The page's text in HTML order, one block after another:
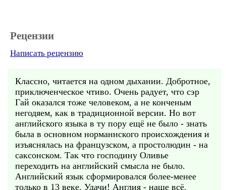
Рецензии
Написать рецензию
Классно, читается на одном дыхании. Добротное,
приключенческое чтиво. Очень радует, что сэр
Гай оказался тоже человеком, а не конченым
негодяем, как в традиционной версии. Но вот
английского языка в ту пору ещё не было - знать
была в основном норманнского происхождения и
изъяснялась на французском, а простолюдин - на
саксонском. Так что господину Оливье
переходить на английский смысла не было.
Английский язык сформировался более-менее
только в 13 веке. Удачи! Англия - наше всё.